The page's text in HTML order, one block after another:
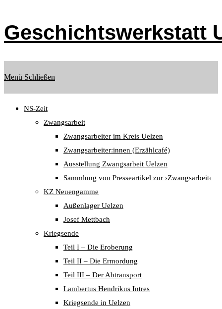
Inhalt
springen
Geschichtswerkstatt
Menü Schließen
NS-Zeit
Zwangsarbeit
Zwangsarbeiter im Kreis Uelzen
Zwangsarbeiter:innen (Erzählcafé)
Ausstellung Zwangsarbeit Uelzen
Sammlung von Presseartikel zur ›Zwangsarbeit‹
KZ Neuengamme
Außenlager Uelzen
Josef Mettbach
Kriegsende
Teil I – Die Eroberung
Teil II – Die Ermordung
Teil III – Der Abtransport
Lambertus Hendrikus Intres
Kriegsende in Uelzen